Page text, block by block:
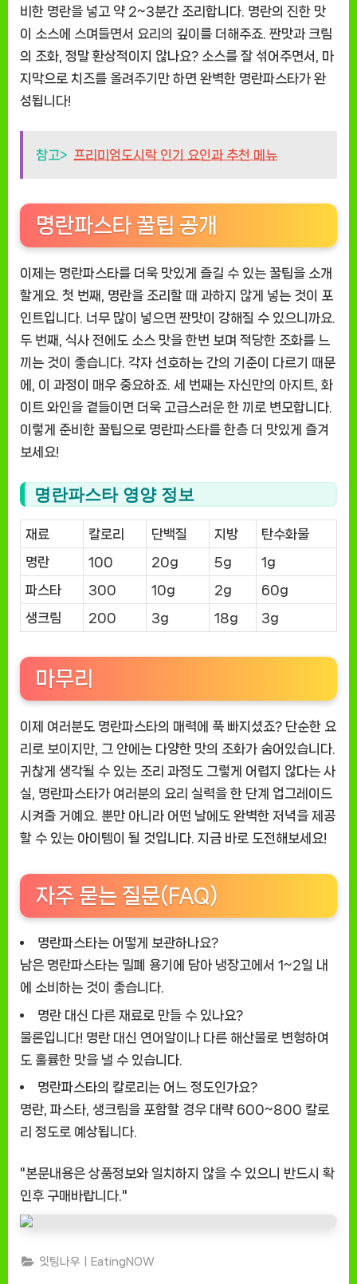
비한 명란을 넣고 약 2~3분간 조리합니다. 명란의 진한 맛
이 소스에 스며들면서 요리의 깊이를 더해주죠. 짠맛과 크림
의 조화, 정말 환상적이지 않나요? 소스를 잘 섞어주면서, 마
지막으로 치즈를 올려주기만 하면 완벽한 명란파스타가 완
성됩니다!
참고> 프리미엄도시락 인기 요인과 추천 메뉴
명란파스타 꿀팁 공개
이제는 명란파스타를 더욱 맛있게 즐길 수 있는 꿀팁을 소개
할게요. 첫 번째, 명란을 조리할 때 과하지 않게 넣는 것이 포
인트입니다. 너무 많이 넣으면 짠맛이 강해질 수 있으니까요.
두 번째, 식사 전에도 소스 맛을 한번 보며 적당한 조화를 느
끼는 것이 좋습니다. 각자 선호하는 간의 기준이 다르기 때문
에, 이 과정이 매우 중요하죠. 세 번째는 자신만의 아지트, 화
이트 와인을 곁들이면 더욱 고급스러운 한 끼로 변모합니다.
이렇게 준비한 꿀팁으로 명란파스타를 한층 더 맛있게 즐겨
보세요!
명란파스타 영양 정보
재료 칼로리 단백질 지방
탄수화물
명란
100 20g 5g
1g
파스타
300 10g 2g
60g
생크림
200 3g 18g 3g
마무리
이제 여러분도 명란파스타의 매력에 푹 빠지셨죠? 단순한 요
리로 보이지만, 그 안에는 다양한 맛의 조화가 숨어있습니다.
귀찮게 생각될 수 있는 조리 과정도 그렇게 어렵지 않다는 사
실, 명란파스타가 여러분의 요리 실력을 한 단계 업그레이드
시켜줄 거예요. 뿐만 아니라 어떤 날에도 완벽한 저녁을 제공
할 수 있는 아이템이 될 것입니다. 지금 바로 도전해보세요!
자주 묻는 질문(FAQ)
명란파스타는 어떻게 보관하나요?
남은 명란파스타는 밀폐 용기에 담아 냉장고에서 1~2일 내
에 소비하는 것이 좋습니다.
명란 대신 다른 재료로 만들 수 있나요?
물론입니다! 명란 대신 연어알이나 다른 해산물로 변형하여
도 훌륭한 맛을 낼 수 있습니다.
명란파스타의 칼로리는 어느 정도인가요?
명란, 파스타, 생크림을 포함할 경우 대략 600~800 칼로
리 정도로 예상됩니다.
"본문내용은 상품정보와 일치하지 않을 수 있으니 반드시 확
인후 구매바랍니다."
잇팅나우ㅣEatingNOW